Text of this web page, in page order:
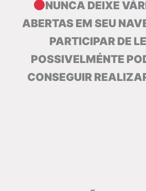
NUNCA DEIXE
ABERTAS EM SEU
PARTICIPAR DE
POSSIVELMÉNTE
CONSEGUIR